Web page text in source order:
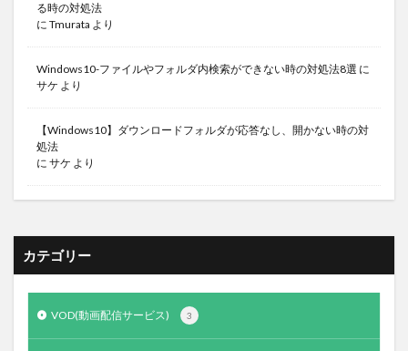
る時の対処法
に Tmurata より
Windows10-ファイルやフォルダ内検索ができない時の対処法8選 に
サケ より
【Windows10】ダウンロードフォルダが応答なし、開かない時の対
処法
に サケ より
カテゴリー
VOD(動画配信サービス) 3